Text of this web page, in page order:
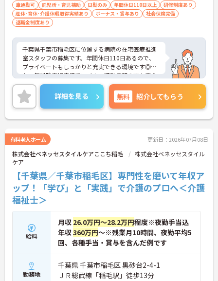
車通勤可 託児所・育児補助 日勤のみ 年間休日110日以上
研修制度あり
産休･育休･介護休暇取得実績あり
ボーナス・賞与あり
社会保険完備
退職金制度あり
千葉県千葉市稲毛区に位置する病院の在宅医療推進
室スタッフの募集です。年間休日110日あるので、
プライベートもしっかりと充実できる環境です◎ま
た、無料駐車場完備でマイカー通勤希望の方も安心
です♪ご興味のある方はご面接のポイントお伝えし
ますのでご気軽にお問い合わせください。
詳細を見る 無料 紹介してもらう
有料老人ホーム 更新日：2026年07月08日
株式会社ベネッセスタイルケアここち稲毛
株式会社ベネッセスタイル
ケア
【千葉県／千葉市稲毛区】専門性を磨いて年収ア
ップ！「学び」と「実践」で介護のプロへ＜介護
福祉士＞
給料
月収 26.0万円～28.2万円程度※夜勤手当込
年収360万円～※残業月10時間、夜勤平均5
回、各種手当・賞与を含んだ例です
勤務地
千葉県 千葉市稲毛区 黒砂台2-4-1
ＪＲ総武線「稲毛駅」徒歩13分